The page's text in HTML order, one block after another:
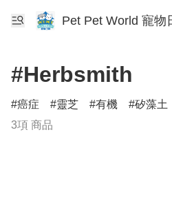
Pet Pet World 寵物
#Herbsmith
癌症 靈芝 有機 矽藻土
3項 商品